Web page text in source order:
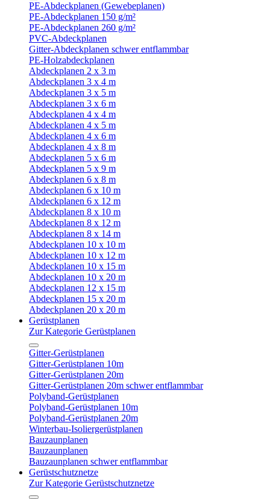
PE-Abdeckplanen (Gewebeplanen)
PE-Abdeckplanen 150 g/m²
PE-Abdeckplanen 260 g/m²
PVC-Abdeckplanen
Gitter-Abdeckplanen schwer entflammbar
PE-Holzabdeckplanen
Abdeckplanen 2 x 3 m
Abdeckplanen 3 x 4 m
Abdeckplanen 3 x 5 m
Abdeckplanen 3 x 6 m
Abdeckplanen 4 x 4 m
Abdeckplanen 4 x 5 m
Abdeckplanen 4 x 6 m
Abdeckplanen 4 x 8 m
Abdeckplanen 5 x 6 m
Abdeckplanen 5 x 9 m
Abdeckplanen 6 x 8 m
Abdeckplanen 6 x 10 m
Abdeckplanen 6 x 12 m
Abdeckplanen 8 x 10 m
Abdeckplanen 8 x 12 m
Abdeckplanen 8 x 14 m
Abdeckplanen 10 x 10 m
Abdeckplanen 10 x 12 m
Abdeckplanen 10 x 15 m
Abdeckplanen 10 x 20 m
Abdeckplanen 12 x 15 m
Abdeckplanen 15 x 20 m
Abdeckplanen 20 x 20 m
Gerüstplanen
Zur Kategorie Gerüstplanen
Gitter-Gerüstplanen
Gitter-Gerüstplanen 10m
Gitter-Gerüstplanen 20m
Gitter-Gerüstplanen 20m schwer entflammbar
Polyband-Gerüstplanen
Polyband-Gerüstplanen 10m
Polyband-Gerüstplanen 20m
Winterbau-Isoliergerüstplanen
Bauzaunplanen
Bauzaunplanen
Bauzaunplanen schwer entflammbar
Gerüstschutznetze
Zur Kategorie Gerüstschutznetze